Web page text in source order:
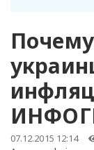
07.12.2015 12:14